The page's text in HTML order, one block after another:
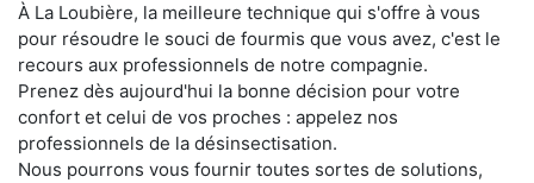
À La Loubière, la meilleure technique qui s'offre à vous
pour résoudre le souci de fourmis que vous avez, c'est le
recours aux professionnels de notre compagnie.
Prenez dès aujourd'hui la bonne décision pour votre
confort et celui de vos proches : appelez nos
professionnels de la désinsectisation.
Nous pourrons vous fournir toutes sortes de solutions,